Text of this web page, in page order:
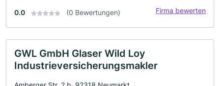
0.0 (0 Bewertungen) Firma bewerten
GWL GmbH Glaser Wild Loy
Industrieversicherungsmakler